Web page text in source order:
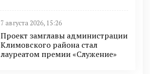
7 августа 2026, 15:26
Проект замглавы администрации
Климовского района стал
лауреатом премии «Служение»